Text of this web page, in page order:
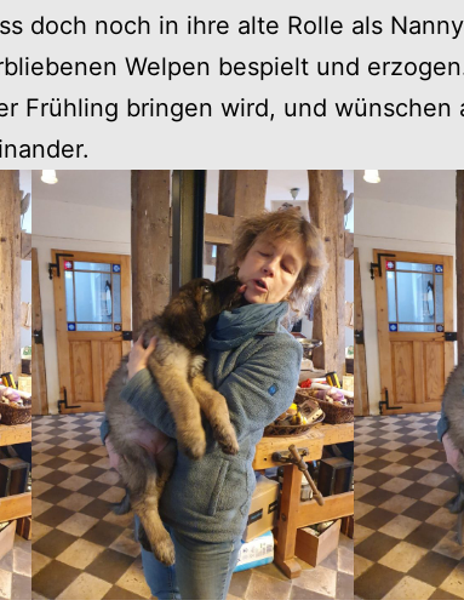
doch noch in ihre alte Rolle als
Welpen bespielt und
Frühling bringen wird, und wünschen